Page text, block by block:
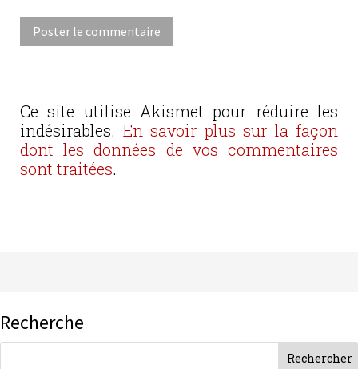
Ce site utilise Akismet pour réduire les
indésirables. En savoir plus sur la façon
dont les données de vos commentaires
sont traitées.
Recherche